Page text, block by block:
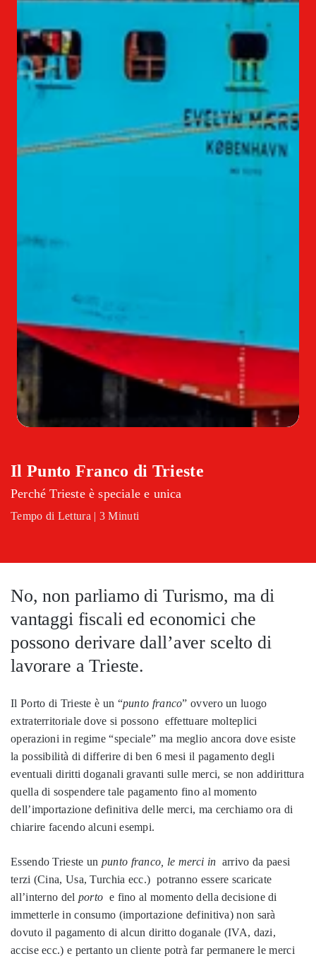
Il Punto Franco di Trieste
Perché Trieste è speciale e unica
Tempo di Lettura | 3 Minuti
No, non parliamo di Turismo, ma di
vantaggi fiscali ed economici che
possono derivare dall’aver scelto di
lavorare a Trieste.
Il Porto di Trieste è un “punto franco” ovvero un luogo
extraterritoriale dove si possono effettuare molteplici
operazioni in regime “speciale” ma meglio ancora dove esiste
la possibilità di differire di ben 6 mesi il pagamento degli
eventuali diritti doganali gravanti sulle merci, se non addirittura
quella di sospendere tale pagamento fino al momento
dell’importazione definitiva delle merci, ma cerchiamo ora di
chiarire facendo alcuni esempi.
Essendo Trieste un punto franco, le merci in arrivo da paesi
terzi (Cina, Usa, Turchia ecc.) potranno essere scaricate
all’interno del porto e fino al momento della decisione di
immetterle in consumo (importazione definitiva) non sarà
dovuto il pagamento di alcun diritto doganale (IVA, dazi,
accise ecc.) e pertanto un cliente potrà far permanere le merci